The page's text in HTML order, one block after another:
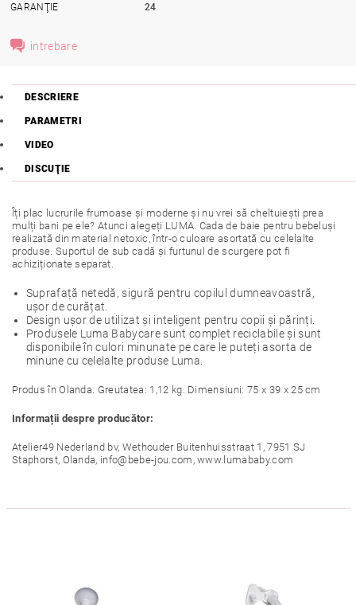
GARANŢIE
24
intrebare
DESCRIERE
PARAMETRI
VIDEO
DISCUŢIE
Îți plac lucrurile frumoase și moderne și nu vrei să cheltuiești prea
mulți bani pe ele? Atunci alegeți LUMA. Cada de baie pentru bebeluși
realizată din material netoxic, într-o culoare asortată cu celelalte
produse. Suportul de sub cadă și furtunul de scurgere pot fi
achiziționate separat.
Suprafață netedă, sigură pentru copilul dumneavoastră,
ușor de curățat.
Design ușor de utilizat și inteligent pentru copii și părinți.
Produsele Luma Babycare sunt complet reciclabile și sunt
disponibile în culori minunate pe care le puteți asorta de
minune cu celelalte produse Luma.
Produs în Olanda. Greutatea: 1,12 kg. Dimensiuni: 75 x 39 x 25 cm
Informații despre producător:
Atelier49 Nederland bv, Wethouder Buitenhuisstraat 1, 7951 SJ
Staphorst, Olanda, info@bebe-jou.com, www.lumababy.com